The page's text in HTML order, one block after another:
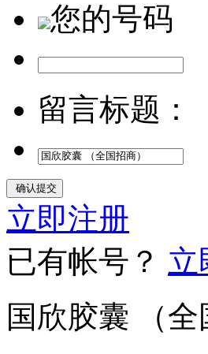
您的号码
留言标题：
立即注册
已有帐号？ 立
国欣胶囊 （